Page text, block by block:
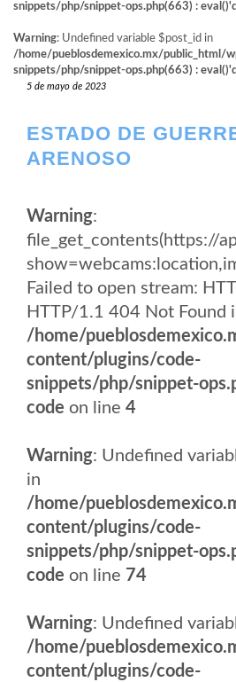
snippets/php/snippet-ops.php(663) :
Warning: Undefined variable $post_id in
/home/pueblosdemexico.mx/public_html/
snippets/php/snippet-ops.php(663) :
5 de mayo de 2023
ESTADO DE
ARENOSO
Warning:
file_get_contents(https://
Failed to open stream:
HTTP/1.1 404 Not Found
/home/
content/plugins/code-
snippets/php/snippet-
code on line 4
Warning: Undefined
in
/home/
content/plugins/code-
snippets/php/snippet-
code on line 74
Warning: Undefined
/home/
content/plugins/code-